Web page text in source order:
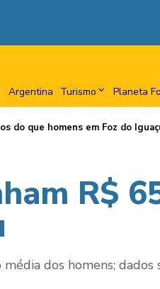
Argentina Turismo Planeta
do que homens em Foz do
R$
dos homens;